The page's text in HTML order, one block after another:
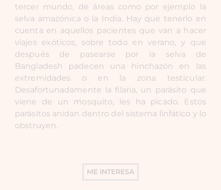
tercer mundo, de áreas como por ejemplo la
selva amazónica o la India. Hay que tenerlo en
cuenta en aquellos pacientes que van a hacer
viajes exóticos, sobre todo en verano, y que
después de pasearse por la selva de
Bangladesh padecen una hinchazón en las
extremidades o en la zona testicular.
Desafortunadamente la filaria, un parásito que
viene de un mosquito, les ha picado. Estos
parásitos anidan dentro del sistema linfático y lo
obstruyen.
ME INTERESA